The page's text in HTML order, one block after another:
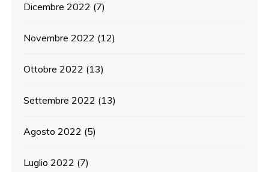
Dicembre 2022 (7)
Novembre 2022 (12)
Ottobre 2022 (13)
Settembre 2022 (13)
Agosto 2022 (5)
Luglio 2022 (7)